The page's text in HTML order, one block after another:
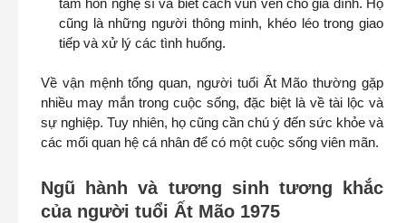
cũng là những người thông minh, khéo léo trong giao
tiếp và xử lý các tình huống.
Về vận mệnh tổng quan, người tuổi Ất Mão thường gặp
nhiều may mắn trong cuộc sống, đặc biệt là về tài lộc và
sự nghiệp. Tuy nhiên, họ cũng cần chú ý đến sức khỏe và
các mối quan hệ cá nhân để có một cuộc sống viên mãn.
Ngũ hành và tương sinh tương khắc
của người tuổi Ất Mão 1975